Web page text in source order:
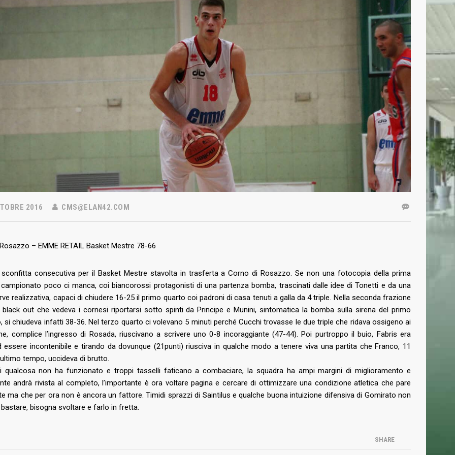
2016 CMS@ELAN42.COM
– EMME RETAIL Basket Mestre 78-66
sconfitta consecutiva per il Basket Mestre stavolta in trasferta a Corno di Rosazzo. Se non una fotocopia della prima
poco ci manca, coi biancorossi protagonisti di una partenza bomba, trascinati dalle idee di Tonetti e da una
realizzativa, capaci di chiudere 16-25 il primo quarto coi padroni di casa tenuti a galla da 4 triple. Nella seconda frazione
black out che vedeva icornesi riportarsi sotto spinti da Principe e Munini, sintomatica la bomba sulla sirena del primo
si chiudeva infatti 38-36. Nel terzo quarto ci volevano 5 minuti perché Cucchi trovasse le due triple che ridava ossigeno ai
complice l’ingresso di Rosada, riuscivano a scrivere uno 0-8 incoraggiante (47-44). Poi purtroppo il buio, Fabris era
essere incontenibile e tirando da dovunque (21punti) riusciva in qualche modo a tenere viva una partita che Franco, 11
tempo, uccideva di brutto.
qualcosa non ha funzionato e troppi tasselli faticano a combaciare, la squadra ha ampi margini di miglioramento e
andrà rivista al completo, l’importante è ora voltare pagina e cercare di ottimizzare una condizione atletica che pare
ma che per ora non è ancora un fattore. Timidi sprazzi di Saintilus e qualche buona intuizione difensiva di Gomirato non
bisogna svoltare e farlo in fretta.
SHARE
che aumenta la rete
due promesse della
italiana in
di caratura
in biancorosso:
LINKS
Download
Consorzio Progetto Mestre
CONTATTI
Orari Segreteria:
NEWSLETTER
Iscriviti alla nostra Newsletter per rimanere
sempre aggiornato.
Privacy Policy